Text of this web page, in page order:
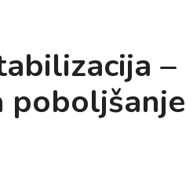
–
poboljšanje